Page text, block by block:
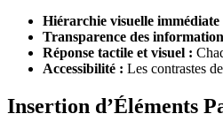
Hiérarchie visuelle immédiate
Transparence des
Réponse tactile et visuel :
Accessibilité : Les contrastes
Insertion d’Éléments